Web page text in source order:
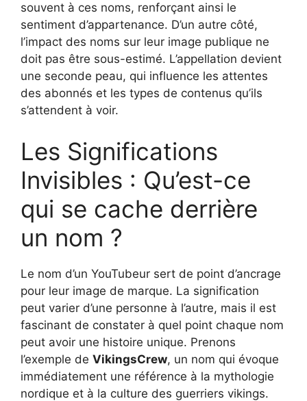
souvent à ces noms, renforçant ainsi le
sentiment d’appartenance. D’un autre côté,
l’impact des noms sur leur image publique ne
doit pas être sous-estimé. L’appellation devient
une seconde peau, qui influence les attentes
des abonnés et les types de contenus qu’ils
s’attendent à voir.
Les Significations
Invisibles : Qu’est-ce
qui se cache derrière
un nom ?
Le nom d’un YouTubeur sert de point d’ancrage
pour leur image de marque. La signification
peut varier d’une personne à l’autre, mais il est
fascinant de constater à quel point chaque nom
peut avoir une histoire unique. Prenons
l’exemple de VikingsCrew, un nom qui évoque
immédiatement une référence à la mythologie
nordique et à la culture des guerriers vikings.